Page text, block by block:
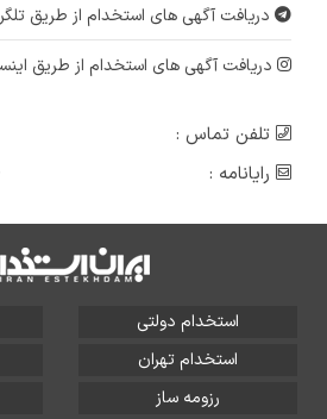
دریافت آگهی های استخدام از طریق
دریافت آگهی های استخدام از طریق
تلفن تماس :
رایانامه :
استخدام دولتی
استخدام تهران
رزومه ساز